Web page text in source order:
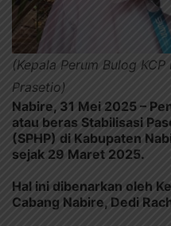
(Kepala Perum Bulog
Prasetio)
Nabire, 31 Mei 2025 –
atau beras Stabilisasi
(SPHP) di Kabupaten
sejak 29 Maret 2025.
Hal ini dibenarkan oleh
Cabang Nabire, Dedi